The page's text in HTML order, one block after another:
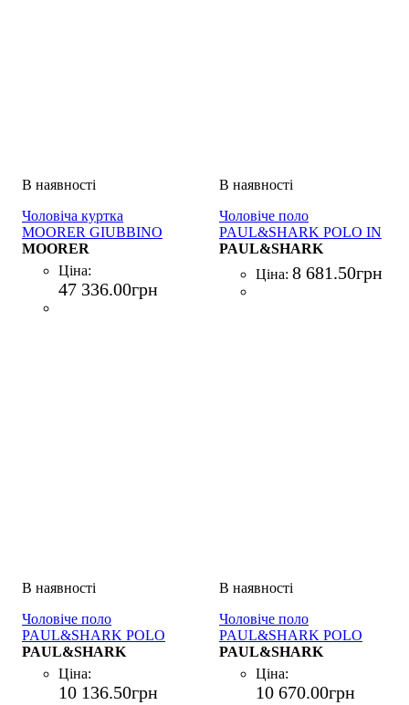
Чоловіча куртка
MOORER GIUBBINO
MOORER
Ціна:
47 336.00грн
Чоловіче поло
PAUL&SHARK POLO IN
POLIESTERE BLU
PAUL&SHARK
Ціна: 8 681.50грн
Чоловіче поло
PAUL&SHARK POLO
BOTTONI COTONE
BIANCO
PAUL&SHARK
Ціна:
10 136.50грн
Чоловіче поло
PAUL&SHARK POLO
BOTTONI COTONE
BIANCO
PAUL&SHARK
Ціна:
10 670.00грн